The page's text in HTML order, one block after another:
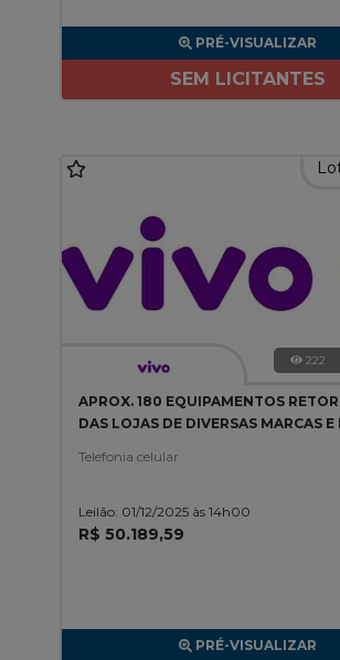
PRÉ-VISUALIZAR
SEM LICITANTES
222
APROX. 180 EQUIPAMENTOS
DAS LOJAS DE DIVERSAS MARCAS
Telefonia celular
Leilão: 01/12/2025 às 14h00
R$ 50.189,59
PRÉ-VISUALIZAR